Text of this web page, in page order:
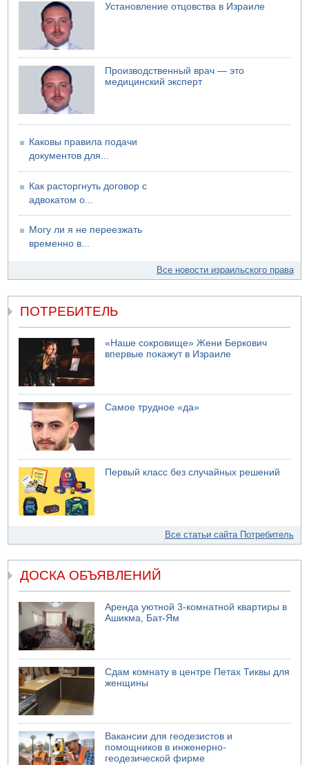
07.08.2026 08:29
Стрельба в школе Таиланда
Установление отцовства в Израиле
Производственный врач — это
медицинский эксперт
Каковы правила подачи
документов для...
Как расторгнуть договор с
адвокатом о...
Могу ли я не переезжать
временно в...
Все новости израильского права
ПОТРЕБИТЕЛЬ
«Наше сокровище» Жени Беркович
впервые покажут в Израиле
Самое трудное «да»
Первый класс без случайных решений
Все статьи сайта Потребитель
ДОСКА ОБЪЯВЛЕНИЙ
Аренда уютной 3-комнатной квартиры в
Ашикма, Бат-Ям
Сдам комнату в центре Петах Тиквы для
женщины
Вакансии для геодезистов и
помощников в инженерно-
геодезической фирме